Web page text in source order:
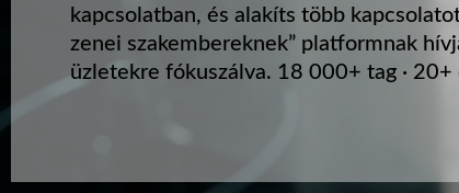
kapcsolatban, és alakíts több
zenei szakembereknek” platformnak
üzletekre fókuszálva. 18 000+ tag ·